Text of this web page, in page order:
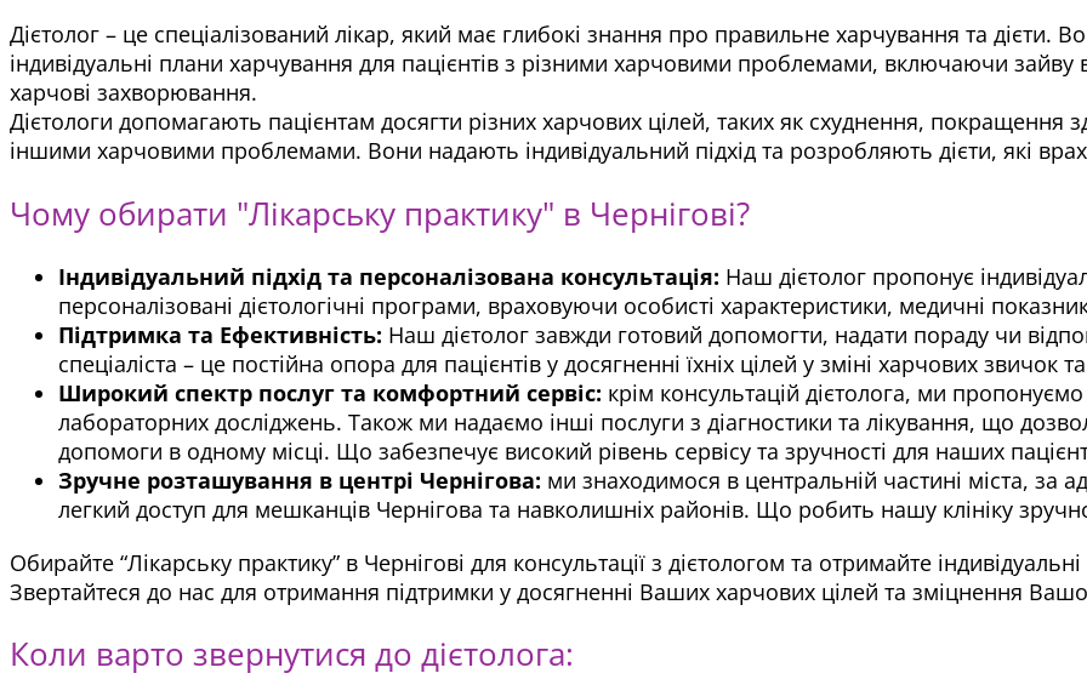
Дієтолог – це спеціалізований лікар, який має глибокі знання про правильне харчування та дієти.
індивідуальні плани харчування для пацієнтів з різними харчовими проблемами, включаючи зайву
харчові захворювання.
Дієтологи допомагають пацієнтам досягти різних харчових цілей, таких як схуднення, покращення
іншими харчовими проблемами. Вони надають індивідуальний підхід та розробляють дієти, які
Чому обирати "Лікарську практику" в Чернігові?
Індивідуальний підхід та персоналізована консультація: Наш дієтолог пропонує
персоналізовані дієтологічні програми, враховуючи особисті характеристики, медичні
Підтримка та Ефективність: Наш дієтолог завжди готовий допомогти, надати пораду чи
спеціаліста – це постійна опора для пацієнтів у досягненні їхніх цілей у зміні харчових звичок
Широкий спектр послуг та комфортний сервіс: крім консультацій дієтолога, ми
лабораторних досліджень. Також ми надаємо інші послуги з діагностики та лікування, що
допомоги в одному місці. Що забезпечує високий рівень сервісу та зручності для наших
Зручне розташування в центрі Чернігова: ми знаходимося в центральній частині міста,
легкий доступ для мешканців Чернігова та навколишніх районів. Що робить нашу клініку
Обирайте “Лікарську практику” в Чернігові для консультації з дієтологом та отримайте
Звертайтеся до нас для отримання підтримки у досягненні Ваших харчових цілей та зміцнення
Коли варто звернутися до дієтолога: